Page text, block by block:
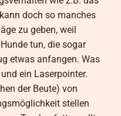
doch so manches
zu geben, weil
tun, die sogar
etwas anfangen. Was
ein Laserpointer.
der Beute) von
stellen